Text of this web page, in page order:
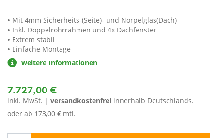
Mit 4mm Sicherheits-(Seite)- und Nörpelglas(Dach)
Inkl. Doppelrohrrahmen und 4x Dachfenster
Extrem stabil
Einfache Montage
weitere Informationen
7.727,00 €
inkl. MwSt. | versandkostenfrei innerhalb Deutschlands.
oder ab 173,00 € mtl.